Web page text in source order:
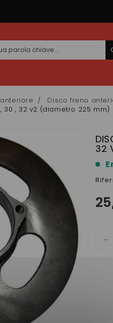
Disco freno
, 32 v2 (diametro 225 mm)
32